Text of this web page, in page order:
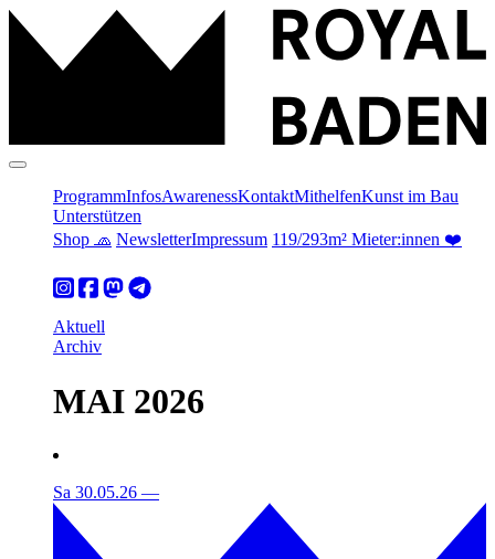
ProgrammInfosAwarenessKontaktMithelfenKunst im Bau
Unterstützen
Shop 🧢 NewsletterImpressum 119/293m² Mieter:innen ❤️
Aktuell
Archiv
MAI 2026
Sa 30.05.26 —